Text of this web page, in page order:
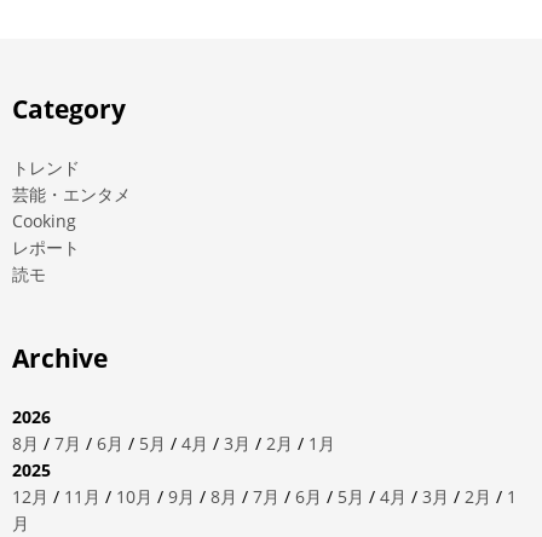
Category
トレンド
芸能・エンタメ
Cooking
レポート
読モ
Archive
2026
8月 / 7月 / 6月 / 5月 / 4月 / 3月 / 2月 / 1月
2025
12月 / 11月 / 10月 / 9月 / 8月 / 7月 / 6月 / 5月 / 4月 / 3月 / 2月 / 1
月